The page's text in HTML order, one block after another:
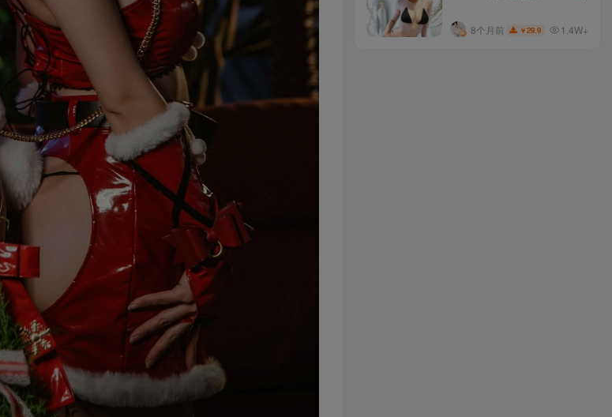
8个月前 ￥29.9 1.4W+